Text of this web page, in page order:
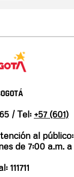
/ Tel: +57 (601)
al público:
de 7:00 a.m. a
111711